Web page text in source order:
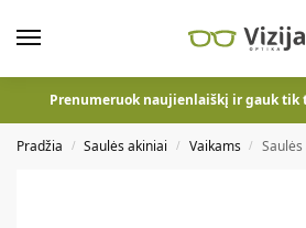
Prenumeruok naujienlaiškį ir gauk tik
Pradžia / Saulės akiniai / Vaikams / Saulės